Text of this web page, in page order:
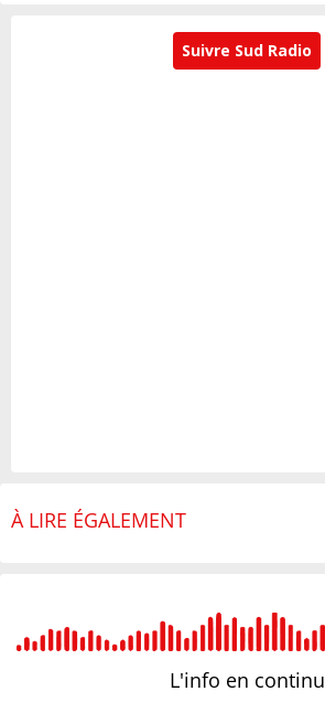
Suivre Sud Radio
À LIRE ÉGALEMENT
L'info en continu